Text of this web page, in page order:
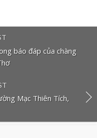
báo đáp của chàng
Mạc Thiên Tích,